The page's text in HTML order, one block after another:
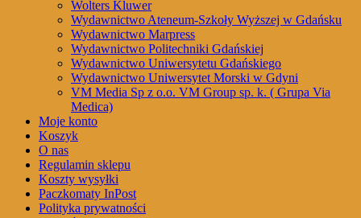
Wolters Kluwer
Wydawnictwo Ateneum-Szkoły Wyższej w Gdańsku
Wydawnictwo Marpress
Wydawnictwo Politechniki Gdańskiej
Wydawnictwo Uniwersytetu Gdańskiego
Wydawnictwo Uniwersytet Morski w Gdyni
VM Media Sp z o.o. VM Group sp. k. ( Grupa Via
Medica)
Moje konto
Koszyk
O nas
Regulamin sklepu
Koszty wysyłki
Paczkomaty InPost
Polityka prywatności